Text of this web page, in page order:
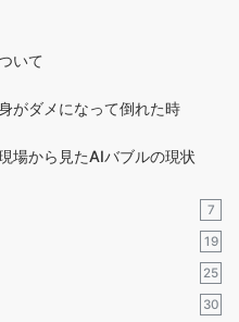
いて
がダメになって倒れた時
場から見たAIバブルの現状
7
19
25
30